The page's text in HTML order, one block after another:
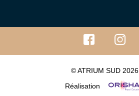
© ATRIUM SUD 2026
Réalisation